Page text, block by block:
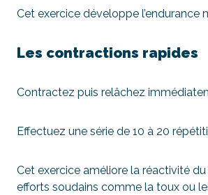
Cet exercice développe l’endurance
Les contractions rapides
Contractez puis relâchez
Effectuez une série de 10 à 20
Cet exercice améliore la réactivité
efforts soudains comme la toux ou